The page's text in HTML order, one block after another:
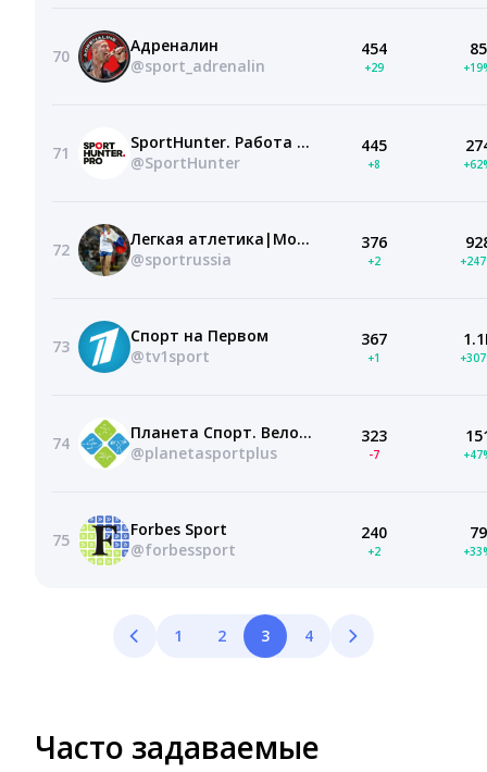
70
Адреналин
@sport_adrenalin
454
+29
85
71
SportHunter. Работа и вакансии в спорте
@SportHunter
445
+8
72
Легкая атлетика|Мотивация ©
@sportrussia
376
+2
73
Спорт на Первом
@tv1sport
367
+1
74
Планета Спорт. Велосипеды в городе
@planetasportplus
323
-7
75
Forbes Sport
@forbessport
240
+2
79
1 2 3 4
Часто задаваемые